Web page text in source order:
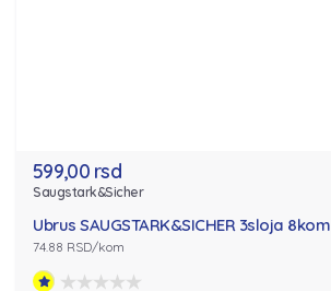
599,00 rsd
Saugstark&Sicher
Ubrus SAUGSTARK&SICHER 3sloja 8kom
74.88 RSD/kom